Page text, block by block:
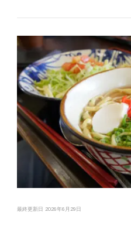
最終更新日 2026年6月29日